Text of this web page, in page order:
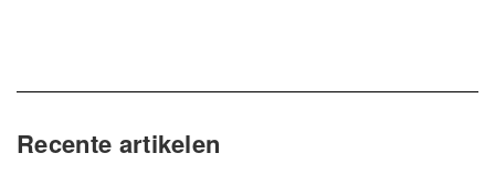
Recente artikelen